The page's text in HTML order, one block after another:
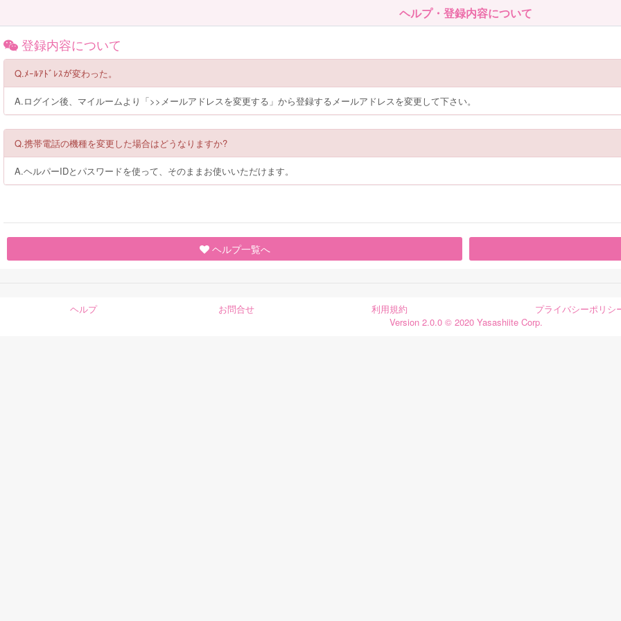
ヘルプ・登録内容について
登録内容について
Q.ﾒｰﾙｱﾄﾞﾚｽが変わった。
A.ログイン後、マイルームより「>>メールアドレスを変更する」から登録するメールアドレスを変更して下さい。
Q.携帯電話の機種を変更した場合はどうなりますか?
A.ヘルパーIDとパスワードを使って、そのままお使いいただけます。
ヘルプ一覧へ
ヘルプ お問合せ 利用規約 プライバシーポリシ
Version 2.0.0 © 2020 Yasashiite Corp.